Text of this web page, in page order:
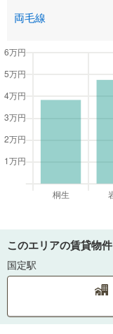
両毛線
このエリアの賃貸物
国定駅